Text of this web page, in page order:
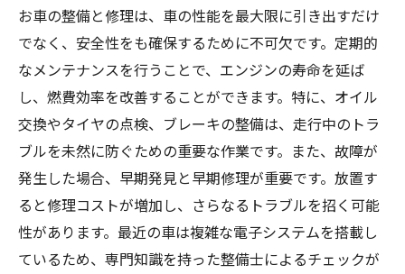
お車の整備と修理は、車の性能を最大限に引き出すだけ
でなく、安全性をも確保するために不可欠です。定期的
なメンテナンスを行うことで、エンジンの寿命を延ば
し、燃費効率を改善することができます。特に、オイル
交換やタイヤの点検、ブレーキの整備は、走行中のトラ
ブルを未然に防ぐための重要な作業です。また、故障が
発生した場合、早期発見と早期修理が重要です。放置す
ると修理コストが増加し、さらなるトラブルを招く可能
性があります。最近の車は複雑な電子システムを搭載し
ているため、専門知識を持った整備士によるチェックが